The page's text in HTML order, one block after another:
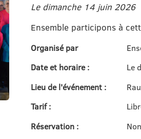
Le dimanche 14 juin 2026
Ensemble participons à
Organisé par
Date et horaire :
Le
Lieu de l'événement :
Tarif :
Réservation :
Non